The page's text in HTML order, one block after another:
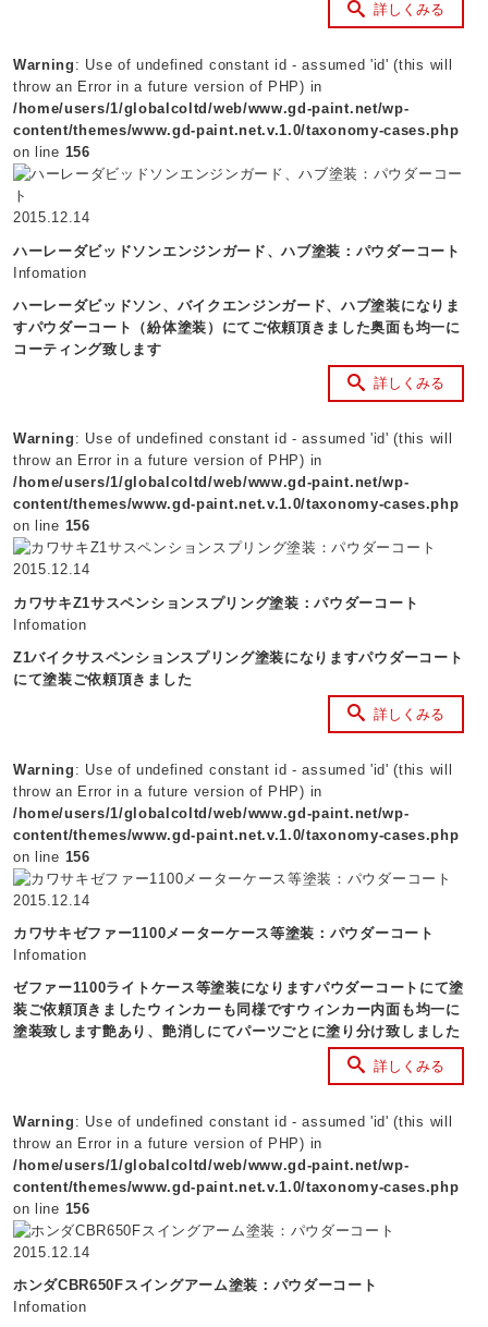
詳しくみる
Warning : Use of undefined constant id - assumed 'id' (this will
throw an Error in a future version of PHP) in
/home/users/1/globalcoltd/web/www.gd-paint.net/wp-
content/themes/www.gd-paint.net.v.1.0/taxonomy-cases.php
on line 156
2015.12.14
ハーレーダビッドソンエンジンガード、ハブ塗装：パウダーコート
Infomation
ハーレーダビッドソン、バイクエンジンガード、ハブ塗装になりま
すパウダーコート（紛体塗装）にてご依頼頂きました奥面も均一に
コーティング致します
詳しくみる
Warning : Use of undefined constant id - assumed 'id' (this will
throw an Error in a future version of PHP) in
/home/users/1/globalcoltd/web/www.gd-paint.net/wp-
content/themes/www.gd-paint.net.v.1.0/taxonomy-cases.php
on line 156
2015.12.14
カワサキZ1サスペンションスプリング塗装：パウダーコート
Infomation
Z1バイクサスペンションスプリング塗装になりますパウダーコート
にて塗装ご依頼頂きました
詳しくみる
Warning : Use of undefined constant id - assumed 'id' (this will
throw an Error in a future version of PHP) in
/home/users/1/globalcoltd/web/www.gd-paint.net/wp-
content/themes/www.gd-paint.net.v.1.0/taxonomy-cases.php
on line 156
2015.12.14
カワサキゼファー1100メーターケース等塗装：パウダーコート
Infomation
ゼファー1100ライトケース等塗装になりますパウダーコートにて塗
装ご依頼頂きましたウィンカーも同様ですウィンカー内面も均一に
塗装致します艶あり、艶消しにてパーツごとに塗り分け致しました
詳しくみる
Warning : Use of undefined constant id - assumed 'id' (this will
throw an Error in a future version of PHP) in
/home/users/1/globalcoltd/web/www.gd-paint.net/wp-
content/themes/www.gd-paint.net.v.1.0/taxonomy-cases.php
on line 156
2015.12.14
ホンダCBR650Fスイングアーム塗装：パウダーコート
Infomation